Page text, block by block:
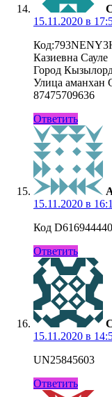
15.11.2020 в
Казиевна Сауле
Город
Улица аманхан
87475709636
Ответить
15.11.2020 в
Код D616944440
Ответить
15.11.2020 в
UN25845603
Ответить